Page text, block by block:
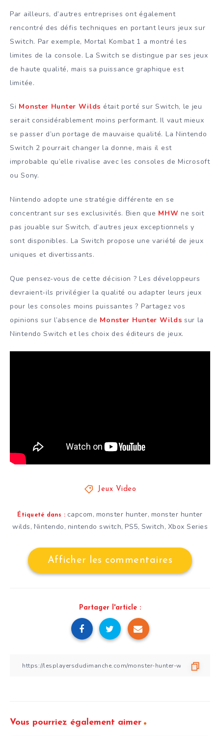
Par ailleurs, d’autres entreprises ont également
rencontré des défis techniques en portant leurs jeux sur
Switch. Par exemple, Mortal Kombat 1 a montré les
limites de la console. La Switch se distingue par ses jeux
de haute qualité, mais sa puissance graphique est
limitée.
Si Monster Hunter Wilds était porté sur Switch, le jeu
serait considérablement moins performant. Il vaut mieux
se passer d’un portage de mauvaise qualité. La Nintendo
Switch 2 pourrait changer la donne, mais il est
improbable qu’elle rivalise avec les consoles de Microsoft
ou Sony.
Nintendo adopte une stratégie différente en se
concentrant sur ses exclusivités. Bien que MHW ne soit
pas jouable sur Switch, d’autres jeux exceptionnels y
sont disponibles. La Switch propose une variété de jeux
uniques et divertissants.
Que pensez-vous de cette décision ? Les développeurs
devraient-ils privilégier la qualité ou adapter leurs jeux
pour les consoles moins puissantes ? Partagez vos
opinions sur l’absence de Monster Hunter Wilds sur la
Nintendo Switch et les choix des éditeurs de jeux.
Jeux Video
Étiqueté dans : capcom, monster hunter, monster hunter
wilds, Nintendo, nintendo switch, PS5, Switch, Xbox Series
Afficher les commentaires
Partager l'article :
Vous pourriez également aimer